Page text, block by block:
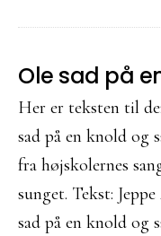
Ole sad på
Her er teksten til
sad på en knold og
fra højskolernes
sunget. Tekst:
sad på en knold og